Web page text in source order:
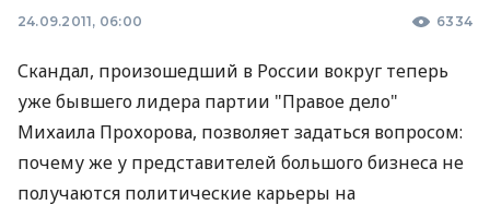
24.09.2011, 06:00 6334
Скандал, произошедший в России вокруг теперь
уже бывшего лидера партии "Правое дело"
Михаила Прохорова, позволяет задаться вопросом:
почему же у представителей большого бизнеса не
получаются политические карьеры на